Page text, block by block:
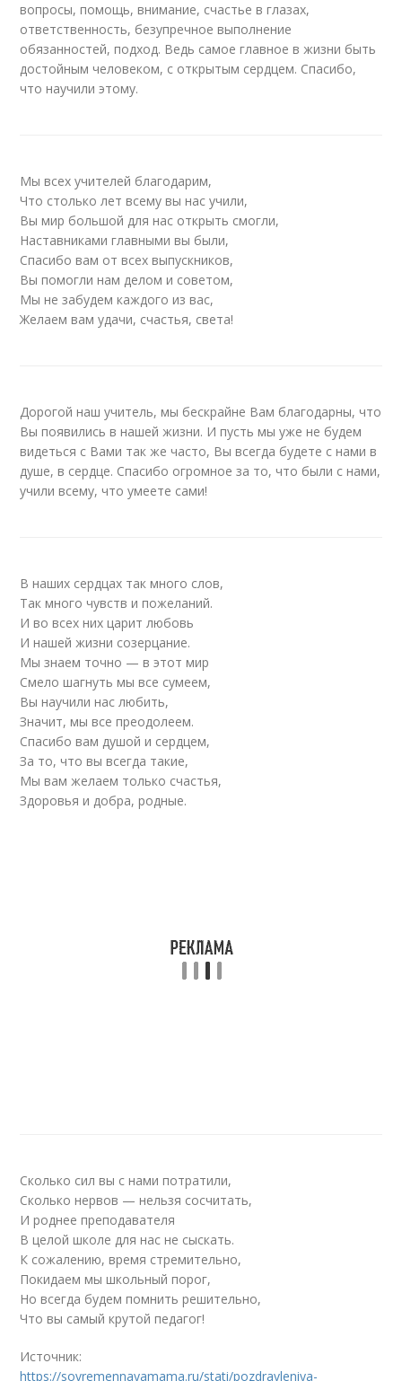
вопросы, помощь, внимание, счастье в глазах,
ответственность, безупречное выполнение
обязанностей, подход. Ведь самое главное в жизни быть
достойным человеком, с открытым сердцем. Спасибо,
что научили этому.
Мы всех учителей благодарим,
Что столько лет всему вы нас учили,
Вы мир большой для нас открыть смогли,
Наставниками главными вы были,
Спасибо вам от всех выпускников,
Вы помогли нам делом и советом,
Мы не забудем каждого из вас,
Желаем вам удачи, счастья, света!
Дорогой наш учитель, мы бескрайне Вам благодарны, что
Вы появились в нашей жизни. И пусть мы уже не будем
видеться с Вами так же часто, Вы всегда будете с нами в
душе, в сердце. Спасибо огромное за то, что были с нами,
учили всему, что умеете сами!
В наших сердцах так много слов,
Так много чувств и пожеланий.
И во всех них царит любовь
И нашей жизни созерцание.
Мы знаем точно — в этот мир
Смело шагнуть мы все сумеем,
Вы научили нас любить,
Значит, мы все преодолеем.
Спасибо вам душой и сердцем,
За то, что вы всегда такие,
Мы вам желаем только счастья,
Здоровья и добра, родные.
Сколько сил вы с нами потратили,
Сколько нервов — нельзя сосчитать,
И роднее преподавателя
В целой школе для нас не сыскать.
К сожалению, время стремительно,
Покидаем мы школьный порог,
Но всегда будем помнить решительно,
Что вы самый крутой педагог!
Источник:
https://sovremennayamama.ru/stati/pozdravleniya-